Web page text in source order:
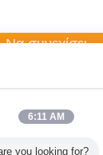
Να συνεχίσει
αποταμίευσης
6:11 AM
you looking for?